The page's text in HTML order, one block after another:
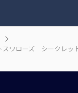
スワローズ シークレッ